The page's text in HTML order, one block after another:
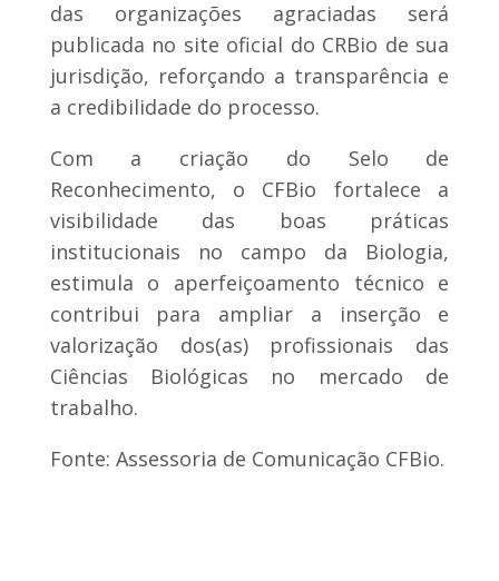
das organizações agraciadas será
publicada no site oficial do CRBio de sua
jurisdição, reforçando a transparência e
a credibilidade do processo.
Com a criação do Selo de
Reconhecimento, o CFBio fortalece a
visibilidade das boas práticas
institucionais no campo da Biologia,
estimula o aperfeiçoamento técnico e
contribui para ampliar a inserção e
valorização dos(as) profissionais das
Ciências Biológicas no mercado de
trabalho.
Fonte: Assessoria de Comunicação CFBio.